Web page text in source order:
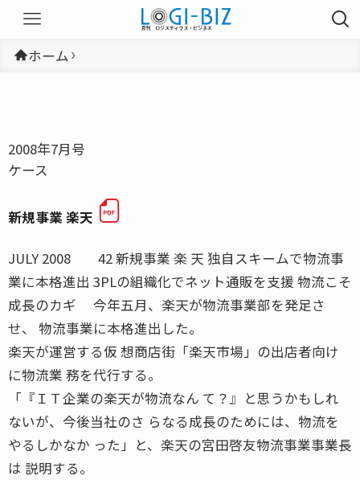
ホーム
2008年7月号
ケース
新規事業 楽天
JULY 2008 42 新規事業 楽 天 独自スキームで物流事
業に本格進出 3PLの組織化でネット通販を支援 物流こそ
成長のカギ 今年五月、楽天が物流事業部を発足さ
せ、 物流事業に本格進出した。
楽天が運営する仮 想商店街「楽天市場」の出店者向け
に物流業 務を代行する。
「『ＩＴ企業の楽天が物流なん て？』と思うかもしれ
ないが、今後当社のさ らなる成長のためには、物流を
やるしかなか った」と、楽天の宮田啓友物流事業事業長
は 説明する。